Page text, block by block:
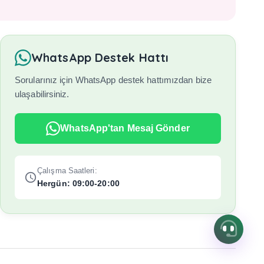
WhatsApp Destek Hattı
Sorularınız için WhatsApp destek hattımızdan bize
ulaşabilirsiniz.
WhatsApp'tan Mesaj Gönder
Çalışma Saatleri:
Hergün: 09:00-20:00